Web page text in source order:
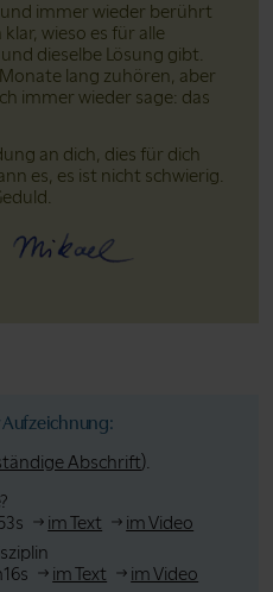
und immer wieder berührt
wieso es für alle
dieselbe Lösung gibt.
lang zuhören, aber
immer wieder sage: das
an dich, dies für dich
es, es ist nicht schwierig.
Aufzeichnung:
Abschrift).
im Text
im Video
im Text
im Video